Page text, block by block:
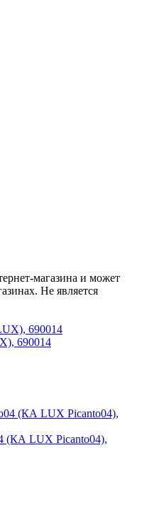
магазина и может
Не является
690014
(КА LUX Picanto04),